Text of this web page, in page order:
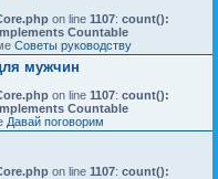
on line 1107: count():
Countable
Советы руководству
мужчин
on line 1107: count():
Countable
Давай поговорим
on line 1107: count():